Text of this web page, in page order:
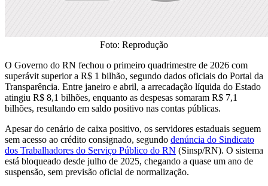
Foto: Reprodução
O Governo do RN fechou o primeiro quadrimestre de 2026 com
superávit superior a R$ 1 bilhão, segundo dados oficiais do Portal da
Transparência. Entre janeiro e abril, a arrecadação líquida do Estado
atingiu R$ 8,1 bilhões, enquanto as despesas somaram R$ 7,1
bilhões, resultando em saldo positivo nas contas públicas.
Apesar do cenário de caixa positivo, os servidores estaduais seguem
sem acesso ao crédito consignado, segundo denúncia do Sindicato
dos Trabalhadores do Serviço Público do RN (Sinsp/RN). O sistema
está bloqueado desde julho de 2025, chegando a quase um ano de
suspensão, sem previsão oficial de normalização.